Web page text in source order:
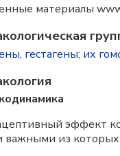
материалы
гестагены; их
эффект
важными из которых